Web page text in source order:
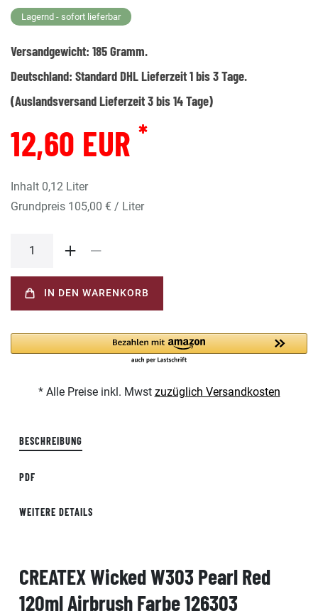
Lagernd - sofort lieferbar
Versandgewicht: 185Gramm.
Deutschland: Standard DHL Lieferzeit 1 bis 3 Tage.
(Auslandsversand Lieferzeit 3 bis 14 Tage)
12,60 EUR *
Inhalt 0,12 Liter
Grundpreis 105,00 € / Liter
IN DEN WARENKORB
* Alle Preise inkl. Mwst zuzüglich Versandkosten
BESCHREIBUNG
PDF
WEITERE DETAILS
CREATEX Wicked W303 Pearl Red
120ml Airbrush Farbe 126303